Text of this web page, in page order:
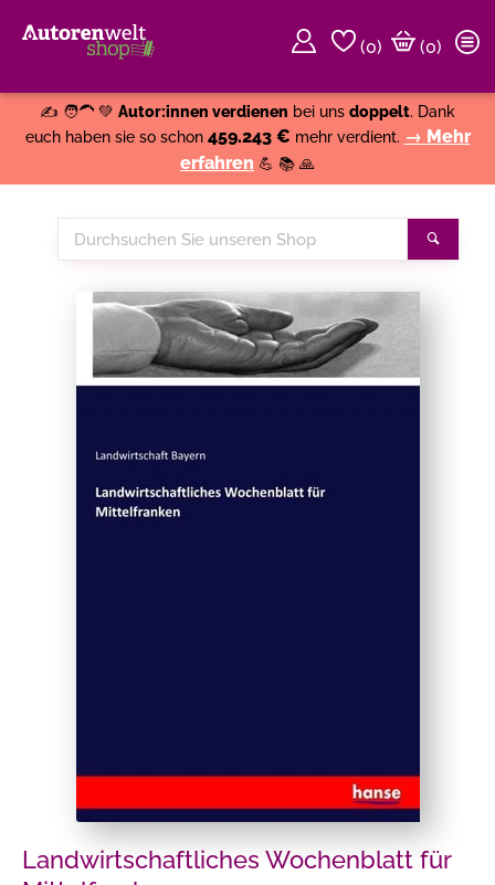
(0)
(0)
✍️ 🧑‍🦱 💚 Autor:innen verdienen bei uns doppelt. Dank
euch haben sie so schon 459.243 € mehr verdient. → Mehr
erfahren 💪 📚 🙏
Durchsuchen
Sie
Landwirtschaftliches Wochenblatt für